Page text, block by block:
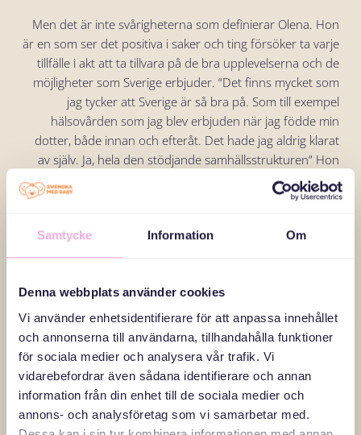
Samtycke Information Om
Denna webbplats använder cookies
Vi använder enhetsidentifierare för att anpassa innehållet
och annonserna till användarna, tillhandahålla funktioner
för sociala medier och analysera vår trafik. Vi
vidarebefordrar även sådana identifierare och annan
information från din enhet till de sociala medier och
annons- och analysföretag som vi samarbetar med.
Men det är inte svårigheterna som definierar Olena. Hon
är en som ser det positiva i saker och ting försöker ta varje
tillfälle i akt att ta tillvara på de bra upplevelserna och de
möjligheter som Sverige erbjuder. “Det finns mycket som
jag tycker att Sverige är så bra på. Som till exempel
hälsovården som jag blev erbjuden när jag födde min
dotter, både innan och efteråt. Det hade jag aldrig klarat
av själv. Ja, hela den stödjande samhällsstrukturen” Hon
tar en paus och funderar innan hon fortsätter, “På
arbetsplatserna ser jag en stor skillnad med Ukraina. I
och respekterar deras familjeförhållanden, vilket gör att
man kan skilja på arbetsliv och privatliv — det är några av
Under sin tid i Sverige har Olena nyttjat flera av de
resurser och möjligheter som har erbjudits för att stötta
Läs fler reportage